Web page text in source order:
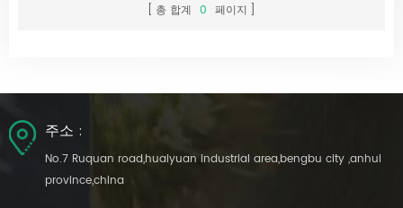
총 합계 0 페이지
주소 :
No.7 Ruquan road,huaiyuan industrial area,bengbu city ,anhui
province,china